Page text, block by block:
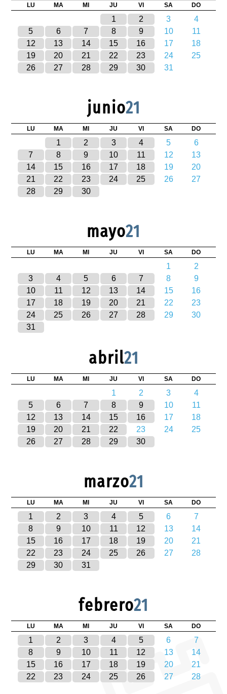
LU MA MI JU VI SA DO
1 2 3
4
5
6 7 8 9 10
11
12
13 14 15 16 17
18
19
20 21 22 23 24
25
26
27 28 29 30 31
junio21
LU MA MI JU VI SA DO
1 2 3 4 5
6
7
8 9 10 11 12
13
14
15 16 17 18 19
20
21
22 23 24 25 26
27
28
29 30
mayo21
LU MA MI JU VI SA DO
1
2
3
4 5 6 7 8
9
10
11 12 13 14 15
16
17
18 19 20 21 22
23
24
25 26 27 28 29
30
31
abril21
LU MA MI JU VI SA DO
1 2 3
4
5
6 7 8 9 10
11
12
13 14 15 16 17
18
19
20 21 22 23 24
25
26
27 28 29 30
marzo21
LU MA MI JU VI SA DO
1 2 3 4 5 6
7
8
9 10 11 12 13
14
15
16 17 18 19 20
21
22
23 24 25 26 27
28
29
30 31
febrero21
LU MA MI JU VI SA DO
1 2 3 4 5 6
7
8
9 10 11 12 13
14
15
16 17 18 19 20
21
22
23 24 25 26 27 28